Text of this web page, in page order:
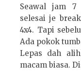
Seawal jam 7
selesai je
4x4. Tapi
Ada pokok
Lepas dah
macam biasa.